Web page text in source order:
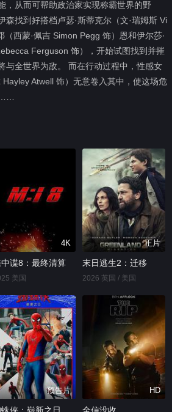
，从而可帮助政治家实现称霸世界的野
森找到好搭档卢瑟·斯蒂克尔（文·瑞姆斯 Vi
（西蒙·佩吉 Simon Pegg 饰）恩和伊尔莎·
Ferguson 饰），开始试图找到并摧
与全世界为敌。 而在行动过程中，性感女
Hayley Atwell 饰）无意卷入其中，使这场危
4K
谍8：最终清算
美国
正片
末日逃生2：迁移
2026 英国 / 美国
预告片 HD